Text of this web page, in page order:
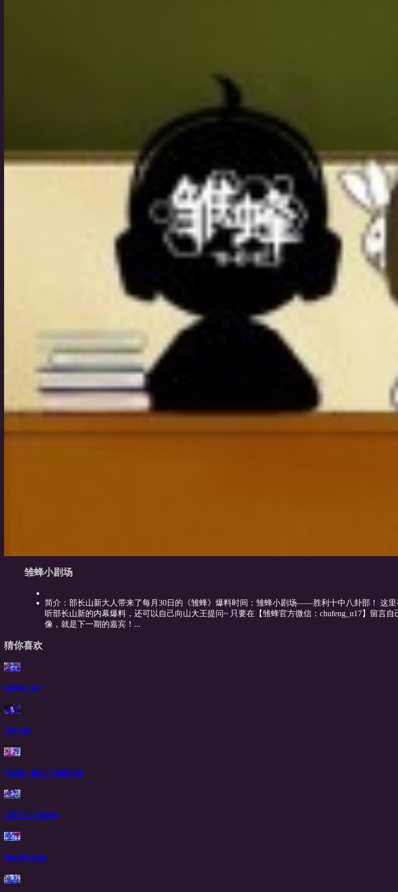
雏蜂小剧场
简介： 部长山新大人带来了每月30日的《雏蜂》爆料时间：雏蜂小剧场——胜利十中八卦部！ 这
听部长山新的内幕爆料，还可以自己向山大王提问~ 只要在【雏蜂官方微信：chufeng_u17】留言
像，就是下一期的嘉宾！...
猜你喜欢
推荐
迷你特工队X
推荐
斗罗大陆
推荐
巴啦啦小魔仙之飞越彩灵堡
推荐
鬼灭之刃 刀匠村篇
推荐
精灵梦叶罗丽3
推荐